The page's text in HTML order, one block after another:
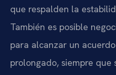
que respalden la
También es posible
para alcanzar un
prolongado, siempre que